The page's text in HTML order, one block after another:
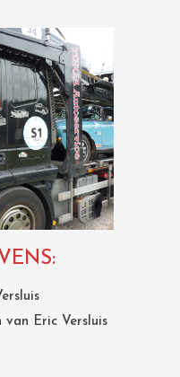
van Eric Versluis